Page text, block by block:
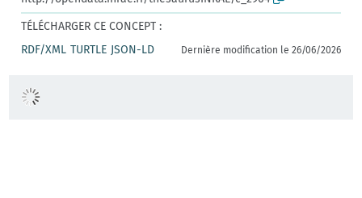
TÉLÉCHARGER CE CONCEPT :
RDF/XML TURTLE JSON-LD Dernière modification le 26/06/2026